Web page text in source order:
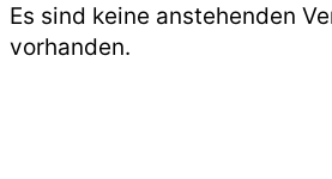
Es sind keine anstehenden
vorhanden.